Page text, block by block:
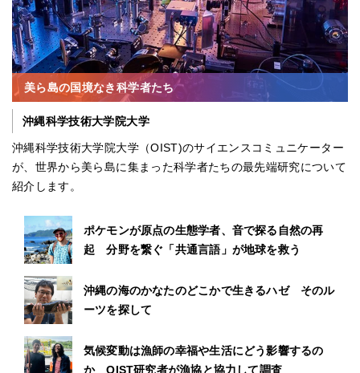
美ら島の国境なき科学者たち
沖縄科学技術大学院大学
沖縄科学技術大学院大学（OIST)のサイエンスコミュニケーター
が、世界から美ら島に集まった科学者たちの最先端研究について
紹介します。
ポケモンが原点の生態学者、音で探る自然の再
起 分野を繋ぐ「共通言語」が地球を救う
沖縄の海のかなたのどこかで生きるハゼ そのル
ーツを探して
気候変動は漁師の幸福や生活にどう影響するの
か OIST研究者が漁協と協力して調査